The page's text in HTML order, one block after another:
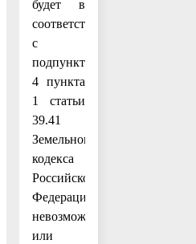
будет в
соответствии
с
подпунктом
4 пункта
1 статьи
39.41
Земельного
кодекса
Российской
Федерации
невозможно
или